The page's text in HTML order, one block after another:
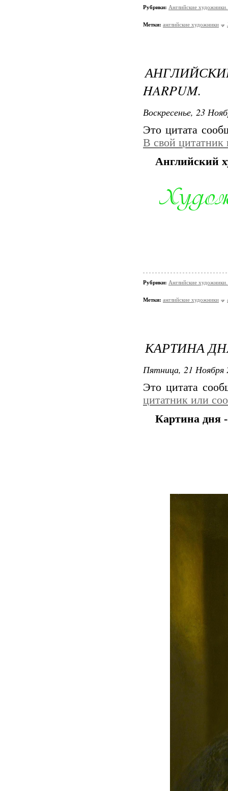
Рубрики: Английские
Метки: английские художники
HARPUM.
Воскресенье, 23
Это цитата
В свой цитатник
Английский
Рубрики: Английские
Метки: английские художники
КАРТИНА
Пятница, 21 Ноября
Это цитата
цитатник или
Картина дня